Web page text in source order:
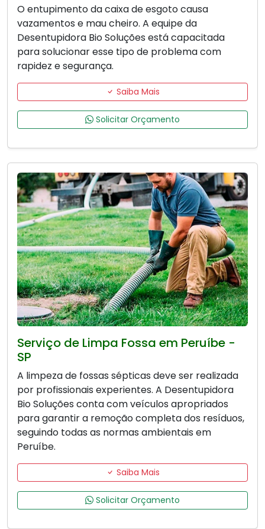
O entupimento da caixa de esgoto causa
vazamentos e mau cheiro. A equipe da
Desentupidora Bio Soluções está capacitada
para solucionar esse tipo de problema com
rapidez e segurança.
Saiba Mais
Solicitar Orçamento
Serviço de Limpa Fossa em Peruíbe -
SP
A limpeza de fossas sépticas deve ser realizada
por profissionais experientes. A Desentupidora
Bio Soluções conta com veículos apropriados
para garantir a remoção completa dos resíduos,
seguindo todas as normas ambientais em
Peruíbe.
Saiba Mais
Solicitar Orçamento